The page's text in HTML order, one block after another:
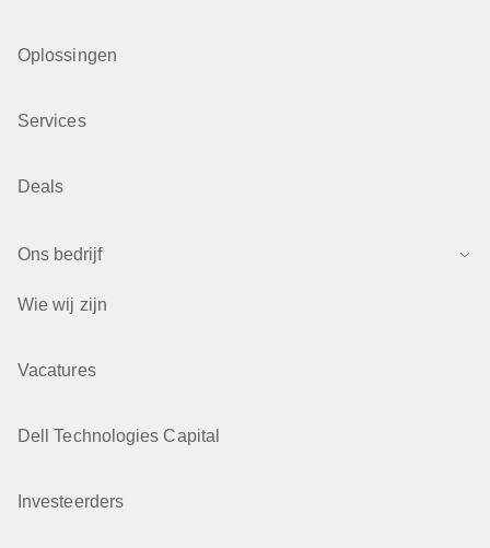
Oplossingen
Services
Deals
Ons bedrijf
Wie wij zijn
Vacatures
Dell Technologies Capital
Investeerders